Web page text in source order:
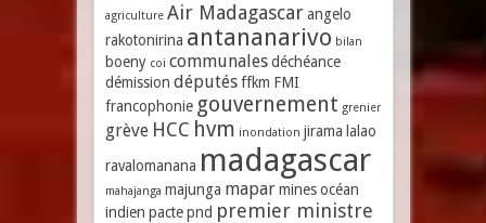
agriculture Air Madagascar angelo
rakotonirina antananarivo bilan
boeny coi communales déchéance
démission députés ffkm FMI
francophonie gouvernement grenier
grève HCC hvm inondation jirama lalao
ravalomanana madagascar
mahajanga majunga mapar mines océan
indien pacte pnd premier ministre